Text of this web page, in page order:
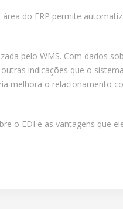
do ERP permite
pelo WMS. Com dados
indicações que o sistema
melhora o relacionamento
o EDI e as vantagens que